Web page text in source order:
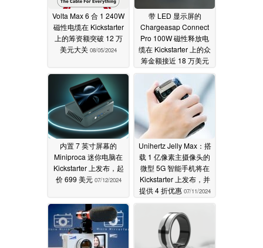
Volta Max 6 合 1 240W
磁性电缆在 Kickstarter
上的筹资额突破 12 万
美元大关 08/05/2024
带 LED 显示屏的
Chargeasap Connect
Pro 100W 磁性释放电
缆在 Kickstarter 上的众
筹金额接近 18 万美元
08/01/2024
内置 7 英寸屏幕的
Miniproca 迷你电脑在
Kickstarter 上发布，起
价 699 美元 07/12/2024
Unihertz Jelly Max：搭
载 1 亿像素主摄像头的
微型 5G 智能手机将在
Kickstarter 上发布，并
提供 4 折优惠 07/11/2024